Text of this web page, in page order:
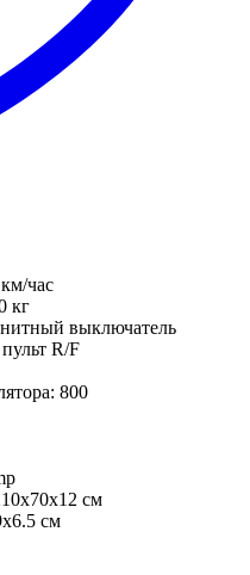
час
кг
выключатель
R/F
800
cм
cм